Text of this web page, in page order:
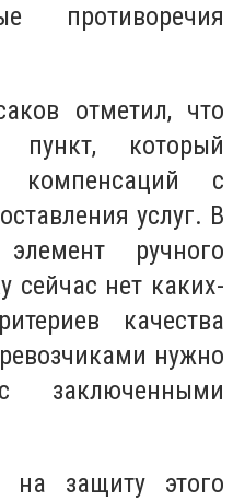
противоречия
отметил, что
пункт, который
компенсаций с
услуг. В
ручного
сейчас нет каких-
качества
нужно
заключенными
на защиту этого